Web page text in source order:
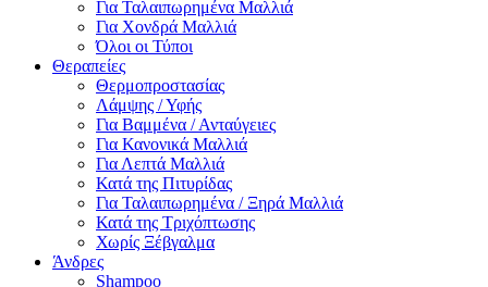
Για Ταλαιπωρημένα Μαλλιά
Για Χονδρά Μαλλιά
Όλοι οι Τύποι
Θεραπείες
Θερμοπροστασίας
Λάμψης / Υφής
Για Βαμμένα / Ανταύγειες
Για Κανονικά Μαλλιά
Για Λεπτά Μαλλιά
Κατά της Πιτυρίδας
Για Ταλαιπωρημένα / Ξηρά Μαλλιά
Κατά της Τριχόπτωσης
Χωρίς Ξέβγαλμα
Άνδρες
Shampoo